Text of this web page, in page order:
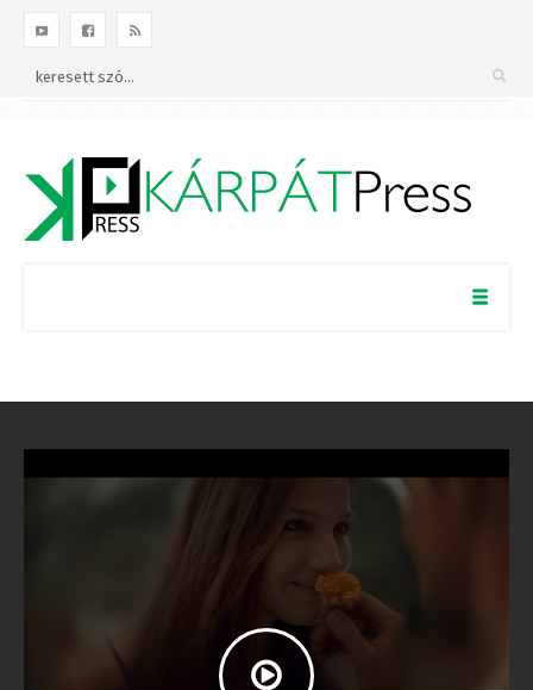
Kövess minket a